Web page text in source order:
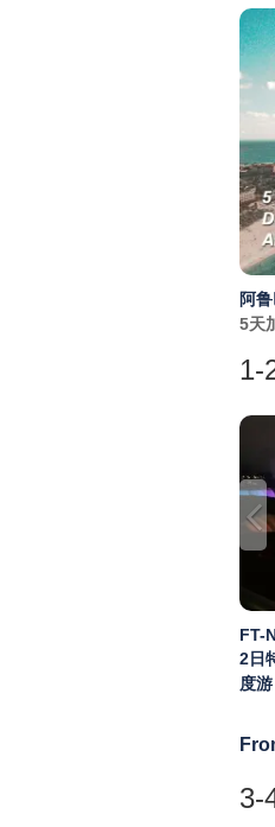
阿
5天
1-
FT-
2日
度游
3-